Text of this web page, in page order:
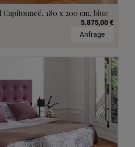
180 x 200 cm, blue
5.875,00 €
Anfrage